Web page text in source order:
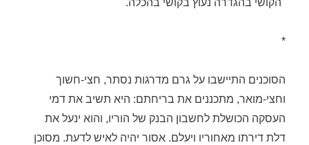
"הקושי בהגדרה נעוץ בקושי בהכלה."
*
הסוכנים התיישבו על גרם מדרגות נסתר, חצי-חשוך
וחצי-מואר, מתכננים את בריחתם: היא תשיב את דמי
העסקה הכושלת לחשבון הבנק של הוריו, והוא ינעל את
דלת דירתו מאחוריו ויעלם. אסור יהיה לאיש לדעת. מסוכן